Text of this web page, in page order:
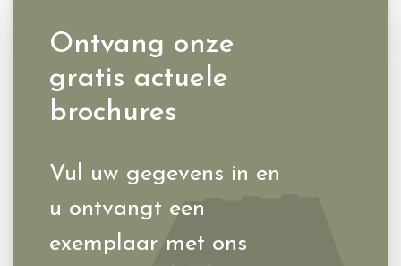
Ontvang onze
gratis actuele
brochures
Vul uw gegevens in en
u ontvangt een
exemplaar met ons